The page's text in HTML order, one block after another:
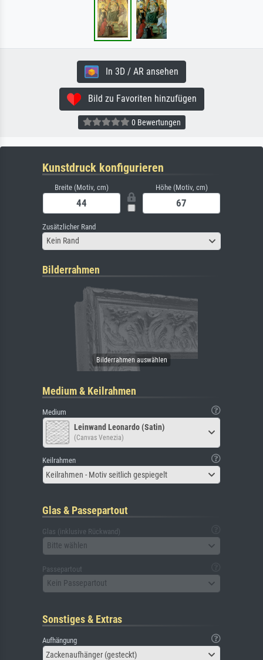
In 3D / AR ansehen
Bild zu Favoriten hinzufügen
0 Bewertungen
Kunstdruck konfigurieren
Breite (Motiv, cm) Höhe (Motiv, cm)
Zusätzlicher Rand
Kein Rand
Bilderrahmen
Medium & Keilrahmen
Medium
Leinwand Leonardo (Satin)
(Canvas Venezia)
Keilrahmen
Keilrahmen - Motiv seitlich gespiegelt
Glas & Passepartout
Glas (inklusive Rückwand)
Bitte wählen
Passepartout
Kein Passepartout
Sonstiges & Extras
Aufhängung
Zackenaufhänger (gesteckt)